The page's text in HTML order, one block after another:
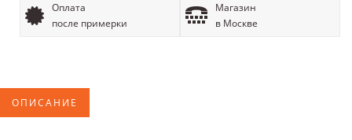
Оплата
после примерки
Магазин
в Москве
ОПИСАНИЕ